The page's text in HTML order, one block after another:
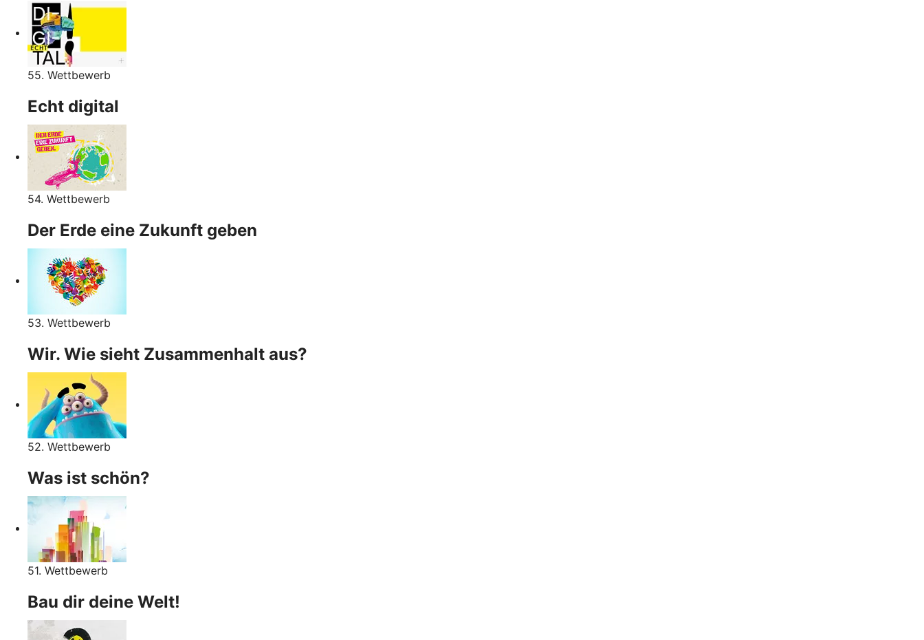
55. Wettbewerb
Echt digital
54. Wettbewerb
Der Erde eine Zukunft geben
53. Wettbewerb
Wir. Wie sieht Zusammenhalt aus?
52. Wettbewerb
Was ist schön?
51. Wettbewerb
Bau dir deine Welt!